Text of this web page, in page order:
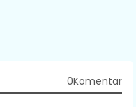
0Komentar